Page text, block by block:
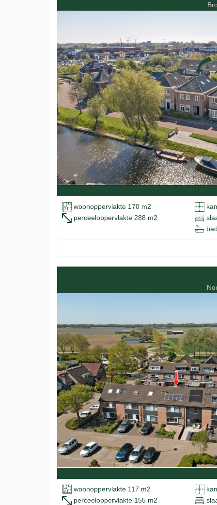
woonoppervlakte 170 m2
perceeloppervlakte 288 m2
woonoppervlakte 117 m2
perceeloppervlakte 155 m2